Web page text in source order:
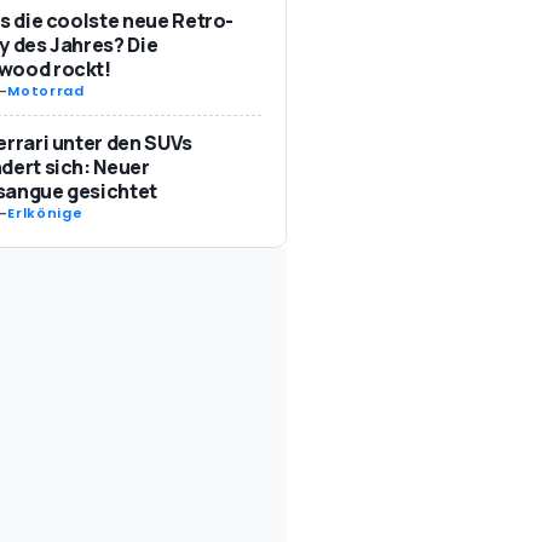
die coolste neue Retro-
des Jahres? Die
rockt!
Motorrad
unter den SUVs
sich: Neuer
gesichtet
Erlkönige